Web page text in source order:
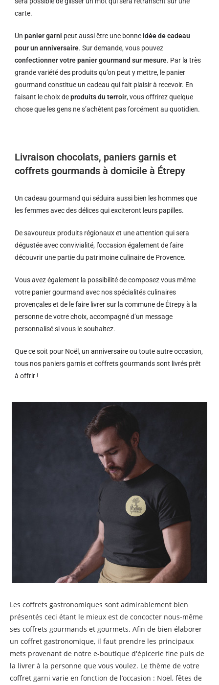
carte.
Un panier garni peut aussi être une bonne idée de cadeau
pour un anniversaire. Sur demande, vous pouvez
confectionner votre panier gourmand sur mesure. Par la très
grande variété des produits qu’on peut y mettre, le panier
gourmand constitue un cadeau qui fait plaisir à recevoir. En
faisant le choix deproduits du terroir, vous offrirez quelque
chose que les gens ne s’achètent pas forcément au quotidien.
Livraison chocolats, paniers garnis et
coffrets gourmands à domicile à Étrepy
Un cadeau gourmand qui séduira aussi bien les hommes que
les femmes avec des délices qui exciteront leurs papilles.
De savoureux produits régionaux et une attention qui sera
dégustée avec convivialité, l’occasion également de faire
découvrir une partie du patrimoine culinaire de Provence.
Vous avez également la possibilité de composez vous même
votre panier gourmand avec nos spécialités culinaires
provençales et de le faire livrer sur la commune de Étrepy à la
personne de votre choix, accompagné d’un message
personnalisé si vous le souhaitez.
Que ce soit pour Noël, un anniversaire ou toute autre occasion,
tous nos paniers garnis et coffrets gourmands sont livrés prêt
à offrir !
Les coffrets gastronomiques sont admirablement bien
présentés ceci étant le mieux est de concocter nous-même
ses coffrets gourmands et gourmets. Afin de bien élaborer
un coffret gastronomique, il faut prendre les principaux
mets provenant de notre e-boutique d'épicerie fine puis de
la livrer à la personne que vous voulez. Le thème de votre
coffret garni varie en fonction de l’occasion : Noël, fêtes de